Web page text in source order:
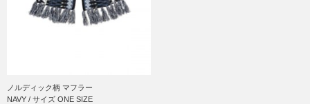
ノルディック柄 マフラー
NAVY / サイズ ONE SIZE